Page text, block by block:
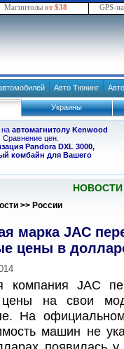
Магнитолы от $38 GPS-
Авто Тюнинг
Украины
автомагнитолу Kenwood
. Сравнение цен.
Pandora DXL 3000,
комбайн для Вашего
>> России
марка JAC
цены в
компания JAC
цены на свои
На
машин не